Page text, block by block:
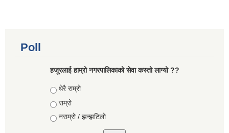
Poll
हजूरलाई हाम्रो नगरपालिकाको सेवा कस्तो लाग्यो ??
Choices
धेरै राम्रो
राम्रो
नराम्रो / झन्झटिलो